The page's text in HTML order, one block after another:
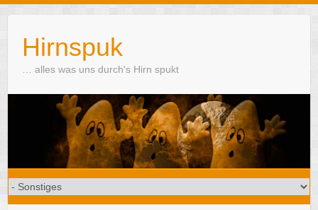
contentHirnspuk
… alles was uns durch's Hirn spukt